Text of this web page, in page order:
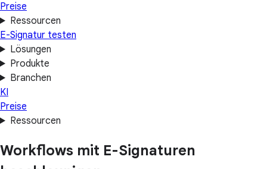
Preise
Ressourcen
E-Signatur testen
Lösungen
Produkte
Branchen
KI
Preise
Ressourcen
Workflows mit E-Signaturen